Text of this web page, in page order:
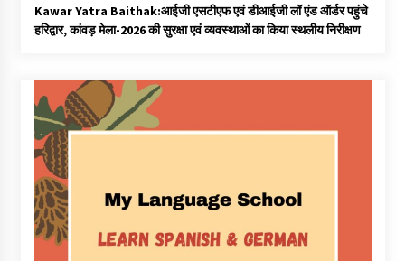
Kawar Yatra Baithak:आईजी एसटीएफ एवं डीआईजी लॉ एंड ऑर्डर पहुंचे
हरिद्वार, कांवड़ मेला-2026 की सुरक्षा एवं व्यवस्थाओं का किया स्थलीय निरीक्षण